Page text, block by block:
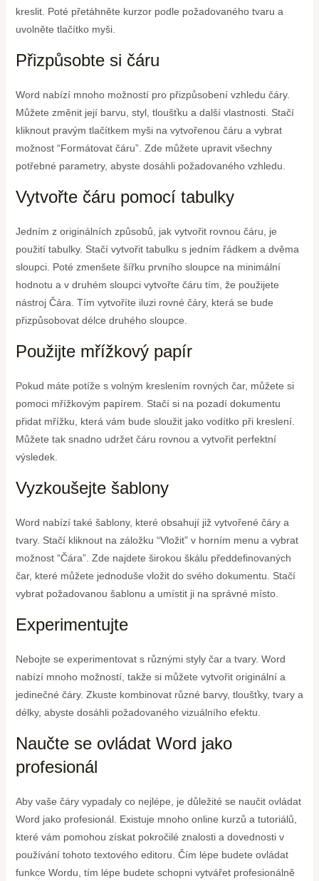
kreslit. Poté přetáhněte kurzor podle požadovaného tvaru a
uvolněte tlačítko myši.
Přizpůsobte si čáru
Word nabízí mnoho možností pro přizpůsobení vzhledu čáry.
Můžete změnit její barvu, styl, tloušťku a další vlastnosti. Stačí
kliknout pravým tlačítkem myši na vytvořenou čáru a vybrat
možnost “Formátovat čáru”. Zde můžete upravit všechny
potřebné parametry, abyste dosáhli požadovaného vzhledu.
Vytvořte čáru pomocí tabulky
Jedním z originálních způsobů, jak vytvořit rovnou čáru, je
použití tabulky. Stačí vytvořit tabulku s jedním řádkem a dvěma
sloupci. Poté zmenšete šířku prvního sloupce na minimální
hodnotu a v druhém sloupci vytvořte čáru tím, že použijete
nástroj Čára. Tím vytvoříte iluzi rovné čáry, která se bude
přizpůsobovat délce druhého sloupce.
Použijte mřížkový papír
Pokud máte potíže s volným kreslením rovných čar, můžete si
pomoci mřížkovým papírem. Stačí si na pozadí dokumentu
přidat mřížku, která vám bude sloužit jako vodítko při kreslení.
Můžete tak snadno udržet čáru rovnou a vytvořit perfektní
výsledek.
Vyzkoušejte šablony
Word nabízí také šablony, které obsahují již vytvořené čáry a
tvary. Stačí kliknout na záložku “Vložit” v horním menu a vybrat
možnost “Čára”. Zde najdete širokou škálu předdefinovaných
čar, které můžete jednoduše vložit do svého dokumentu. Stačí
vybrat požadovanou šablonu a umístit ji na správné místo.
Experimentujte
Nebojte se experimentovat s různými styly čar a tvary. Word
nabízí mnoho možností, takže si můžete vytvořit originální a
jedinečné čáry. Zkuste kombinovat různé barvy, tloušťky, tvary a
délky, abyste dosáhli požadovaného vizuálního efektu.
Naučte se ovládat Word jako
profesionál
Aby vaše čáry vypadaly co nejlépe, je důležité se naučit ovládat
Word jako profesionál. Existuje mnoho online kurzů a tutoriálů,
které vám pomohou získat pokročilé znalosti a dovednosti v
používání tohoto textového editoru. Čím lépe budete ovládat
funkce Wordu, tím lépe budete schopni vytvářet profesionálně